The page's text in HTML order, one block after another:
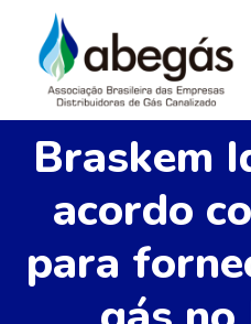
Braskem
acordo
para